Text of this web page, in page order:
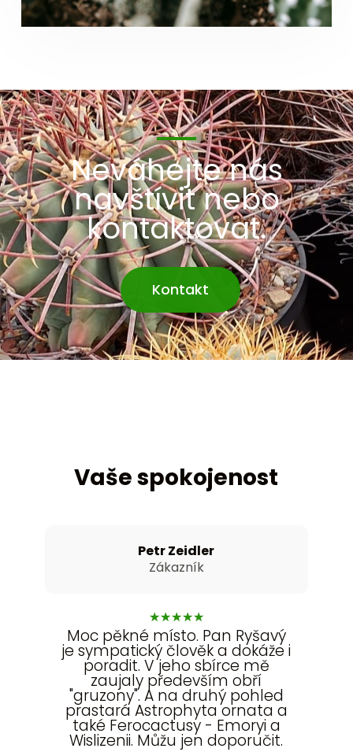
Neváhejte nás
navštívit nebo
kontaktovat.
Kontakt
Vaše spokojenost
Petr Zeidler
Zákazník
★★★★★
Moc pěkné místo. Pan Ryšavý
je sympatický člověk a dokáže i
poradit. V jeho sbírce mě
zaujaly především obří
"gruzony". A na druhý pohled
prastará Astrophyta ornata a
také Ferocactusy - Emoryi a
Wislizenii. Můžu jen doporučit.